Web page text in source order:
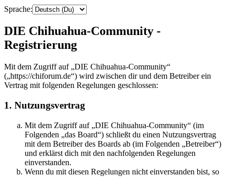
Sprache:
DIE Chihuahua-Community -
Registrierung
Mit dem Zugriff auf „DIE Chihuahua-Community“
(„https://chiforum.de“) wird zwischen dir und dem Betreiber ein
Vertrag mit folgenden Regelungen geschlossen:
1. Nutzungsvertrag
Mit dem Zugriff auf „DIE Chihuahua-Community“ (im
Folgenden „das Board“) schließt du einen Nutzungsvertrag
mit dem Betreiber des Boards ab (im Folgenden „Betreiber“)
und erklärst dich mit den nachfolgenden Regelungen
einverstanden.
Wenn du mit diesen Regelungen nicht einverstanden bist, so